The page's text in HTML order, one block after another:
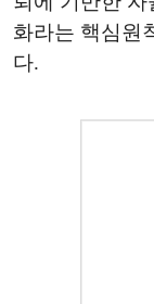
화라는 핵심원
다.